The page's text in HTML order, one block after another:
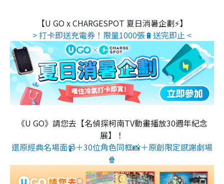
【U GO x CHARGESPOT 夏日消暑企劃⚡】
> 打卡即送充電券！限量1000張🔋送完即止 <
《U GO》請您去【名偵探柯南TV動畫播放30週年紀念
展】！
還原經典名場面📹＋30位角色同框📸＋原創限定感謝劇場
🍿